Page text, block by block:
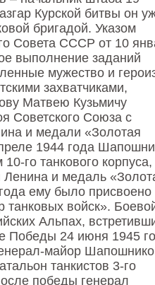
Курской битвы он
бригадой. Указом
Совета СССР от 10
выполнение заданий
мужество и
захватчиками,
Матвею Кузьмичу
Советского Союза с
и медали «Золотая
1944 года
го танкового корпуса,
и медаль
ему было присвоено
танковых войск».
Альпах,
Победы 24 июня 1945
майор
танкистов 3-го
победы генерал